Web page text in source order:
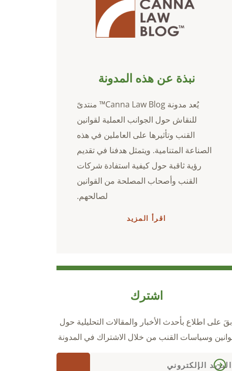
نبذة عن هذه المدونة
يُعد مدونة Canna Law Blog™ منتدىً
للنقاش حول الجوانب العملية لقوانين
القنب وتأثيرها على العاملين في هذه
الصناعة المتنامية. ويتمثل هدفنا في تقديم
رؤية ثاقبة حول كيفية استفادة شركات
القنب وأصحاب المصلحة من القوانين
لصالحهم.
اقرأ المزيد
اشترك
على اطلاع بأحدث الأخبار والمقالات التحليلية حول
وسياسات القنب من خلال الاشتراك في المدونة